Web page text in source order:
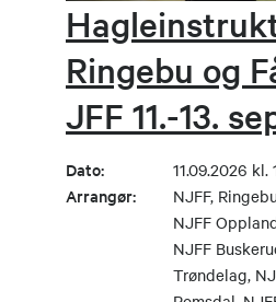
Ringebu og
JFF 11.-13.
Dato: 11.09.2026 kl.
Arrangør:
NJFF,
NJFF
NJFF
Trøndelag,